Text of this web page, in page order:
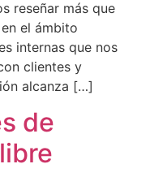
reseñar más que
el ámbito
internas que nos
clientes y
alcanza […]
de